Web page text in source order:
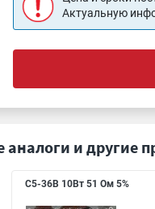
Актуальную
и другие
С5-36В 10Вт 51 Ом 5%